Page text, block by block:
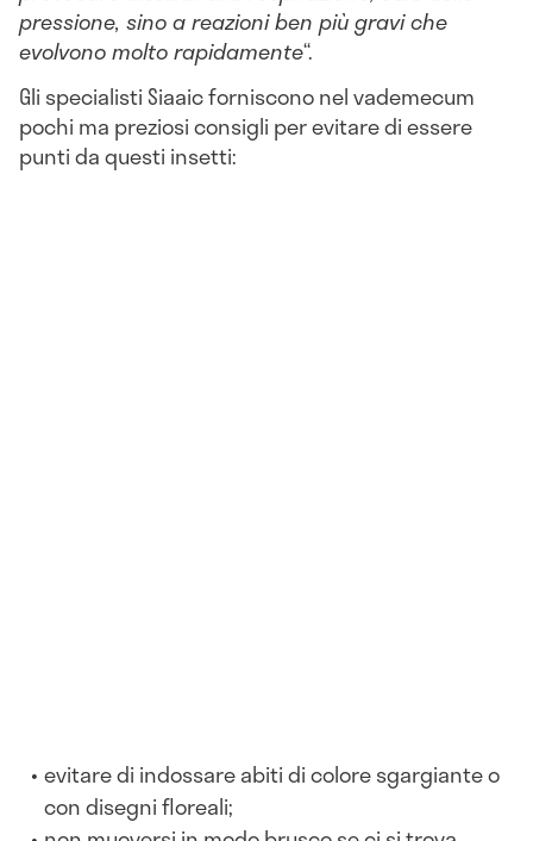
pressione, sino a reazioni ben più gravi che
evolvono molto rapidamente“.
Gli specialisti Siaaic forniscono nel vademecum
pochi ma preziosi consigli per evitare di essere
punti da questi insetti:
evitare di indossare abiti di colore sgargiante o
con disegni floreali;